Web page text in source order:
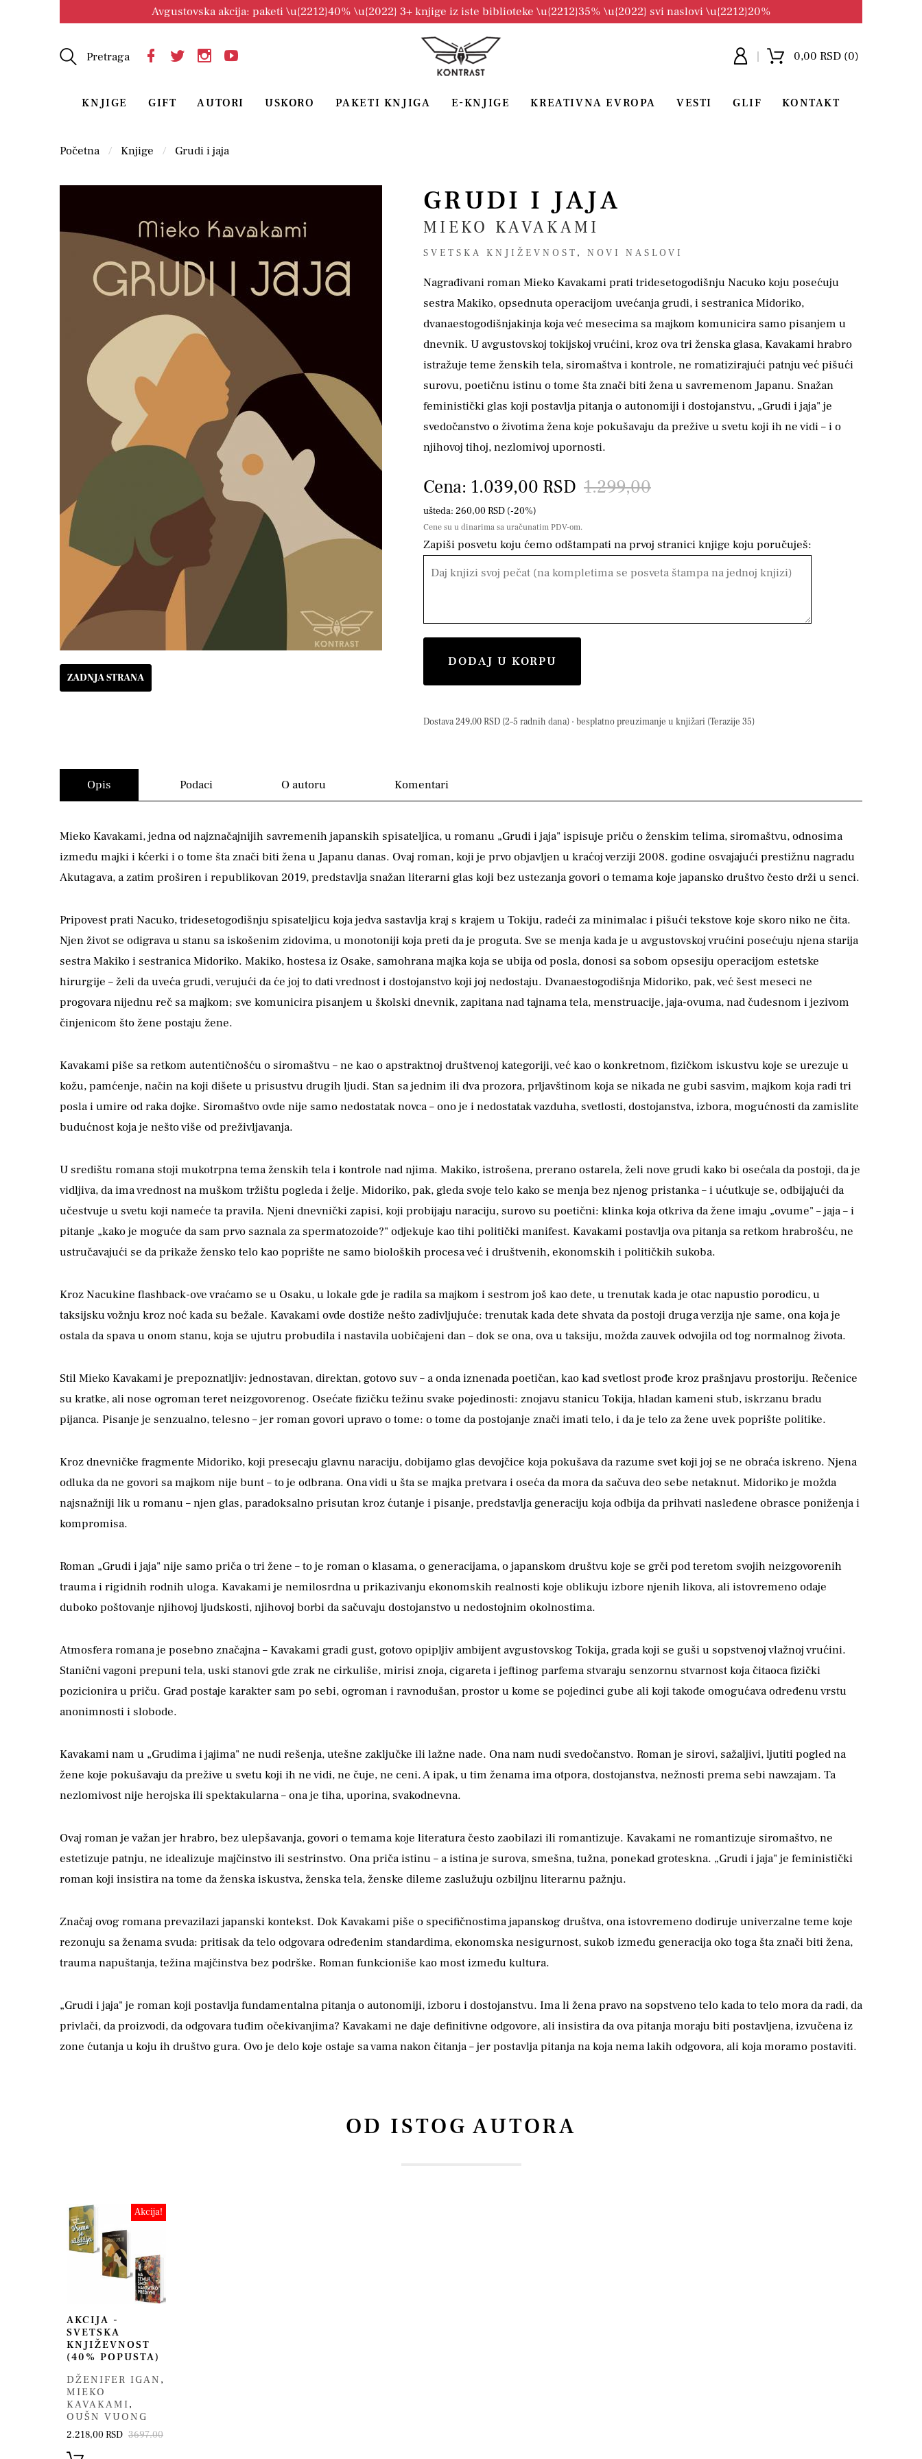
Avgustovska akcija: paketi \u{2212}40% \u{2022} 3+ knjige iz iste biblioteke \u{2212}35% \u{2022} svi naslovi \u{2212}20%
Pretraga 0,00 RSD (0)
KNJIGE GIFT AUTORI USKORO PAKETI KNJIGA E-KNJIGE KREATIVNA EVROPA VESTI GLIF KONTAKT
Početna Knjige Grudi i jaja
ZADNJA STRANA
GRUDI I JAJA
MIEKO KAVAKAMI
SVETSKA KNJIŽEVNOST , NOVI NASLOVI
Nagrađivani roman Mieko Kavakami prati tridesetogodišnju Nacuko koju posećuju
sestra Makiko, opsednuta operacijom uvećanja grudi, i sestranica Midoriko,
dvanaestogodišnjakinja koja već mesecima sa majkom komunicira samo pisanjem u
dnevnik. U avgustovskoj tokijskoj vrućini, kroz ova tri ženska glasa, Kavakami hrabro
istražuje teme ženskih tela, siromaštva i kontrole, ne romatizirajući patnju već pišući
surovu, poetičnu istinu o tome šta znači biti žena u savremenom Japanu. Snažan
feministički glas koji postavlja pitanja o autonomiji i dostojanstvu, „Grudi i jaja" je
svedočanstvo o životima žena koje pokušavaju da prežive u svetu koji ih ne vidi – i o
njihovoj tihoj, nezlomivoj upornosti.
Cena: 1.039,00 RSD 1.299,00
ušteda: 260,00 RSD (-20%)
Cene su u dinarima sa uračunatim PDV-om.
Zapiši posvetu koju ćemo odštampati na prvoj stranici knjige koju poručuješ:
DODAJ U KORPU
Dostava 249,00 RSD (2–5 radnih dana) · besplatno preuzimanje u knjižari (Terazije 35)
Opis Podaci O autoru Komentari
Mieko Kavakami, jedna od najznačajnijih savremenih japanskih spisateljica, u romanu „Grudi i jaja" ispisuje priču o ženskim telima, siromaštvu, odnosima
između majki i kćerki i o tome šta znači biti žena u Japanu danas. Ovaj roman, koji je prvo objavljen u kraćoj verziji 2008. godine osvajajući prestižnu nagradu
Akutagava, a zatim proširen i republikovan 2019, predstavlja snažan literarni glas koji bez ustezanja govori o temama koje japansko društvo često drži u senci.
Pripovest prati Nacuko, tridesetogodišnju spisateljicu koja jedva sastavlja kraj s krajem u Tokiju, radeći za minimalac i pišući tekstove koje skoro niko ne čita.
Njen život se odigrava u stanu sa iskošenim zidovima, u monotoniji koja preti da je proguta. Sve se menja kada je u avgustovskoj vrućini posećuju njena starija
sestra Makiko i sestranica Midoriko. Makiko, hostesa iz Osake, samohrana majka koja se ubija od posla, donosi sa sobom opsesiju operacijom estetske
hirurgije – želi da uveća grudi, verujući da će joj to dati vrednost i dostojanstvo koji joj nedostaju. Dvanaestogodišnja Midoriko, pak, već šest meseci ne
progovara nijednu reč sa majkom; sve komunicira pisanjem u školski dnevnik, zapitana nad tajnama tela, menstruacije, jaja-ovuma, nad čudesnom i jezivom
činjenicom što žene postaju žene.
Kavakami piše sa retkom autentičnošću o siromaštvu – ne kao o apstraktnoj društvenoj kategoriji, već kao o konkretnom, fizičkom iskustvu koje se urezuje u
kožu, pamćenje, način na koji dišete u prisustvu drugih ljudi. Stan sa jednim ili dva prozora, prljavštinom koja se nikada ne gubi sasvim, majkom koja radi tri
posla i umire od raka dojke. Siromaštvo ovde nije samo nedostatak novca – ono je i nedostatak vazduha, svetlosti, dostojanstva, izbora, mogućnosti da zamislite
budućnost koja je nešto više od preživljavanja.
U središtu romana stoji mukotrpna tema ženskih tela i kontrole nad njima. Makiko, istrošena, prerano ostarela, želi nove grudi kako bi osećala da postoji, da je
vidljiva, da ima vrednost na muškom tržištu pogleda i želje. Midoriko, pak, gleda svoje telo kako se menja bez njenog pristanka – i ućutkuje se, odbijajući da
učestvuje u svetu koji nameće ta pravila. Njeni dnevnički zapisi, koji probijaju naraciju, surovo su poetični: klinka koja otkriva da žene imaju „ovume" – jaja – i
pitanje „kako je moguće da sam prvo saznala za spermatozoide?" odjekuje kao tihi politički manifest. Kavakami postavlja ova pitanja sa retkom hrabrošću, ne
ustručavajući se da prikaže žensko telo kao poprište ne samo bioloških procesa već i društvenih, ekonomskih i političkih sukoba.
Kroz Nacukine flashback-ove vraćamo se u Osaku, u lokale gde je radila sa majkom i sestrom još kao dete, u trenutak kada je otac napustio porodicu, u
taksijsku vožnju kroz noć kada su bežale. Kavakami ovde dostiže nešto zadivljujuće: trenutak kada dete shvata da postoji druga verzija nje same, ona koja je
ostala da spava u onom stanu, koja se ujutru probudila i nastavila uobičajeni dan – dok se ona, ova u taksiju, možda zauvek odvojila od tog normalnog života.
Stil Mieko Kavakami je prepoznatljiv: jednostavan, direktan, gotovo suv – a onda iznenada poetičan, kao kad svetlost prođe kroz prašnjavu prostoriju. Rečenice
su kratke, ali nose ogroman teret neizgovorenog. Osećate fizičku težinu svake pojedinosti: znojavu stanicu Tokija, hladan kameni stub, iskrzanu bradu
pijanca. Pisanje je senzualno, telesno – jer roman govori upravo o tome: o tome da postojanje znači imati telo, i da je telo za žene uvek poprište politike.
Kroz dnevničke fragmente Midoriko, koji presecaju glavnu naraciju, dobijamo glas devojčice koja pokušava da razume svet koji joj se ne obraća iskreno. Njena
odluka da ne govori sa majkom nije bunt – to je odbrana. Ona vidi u šta se majka pretvara i oseća da mora da sačuva deo sebe netaknut. Midoriko je možda
najsnažniji lik u romanu – njen glas, paradoksalno prisutan kroz ćutanje i pisanje, predstavlja generaciju koja odbija da prihvati nasleđene obrasce poniženja i
kompromisa.
Roman „Grudi i jaja" nije samo priča o tri žene – to je roman o klasama, o generacijama, o japanskom društvu koje se grči pod teretom svojih neizgovorenih
trauma i rigidnih rodnih uloga. Kavakami je nemilosrdna u prikazivanju ekonomskih realnosti koje oblikuju izbore njenih likova, ali istovremeno odaje
duboko poštovanje njihovoj ljudskosti, njihovoj borbi da sačuvaju dostojanstvo u nedostojnim okolnostima.
Atmosfera romana je posebno značajna – Kavakami gradi gust, gotovo opipljiv ambijent avgustovskog Tokija, grada koji se guši u sopstvenoj vlažnoj vrućini.
Stanični vagoni prepuni tela, uski stanovi gde zrak ne cirkuliše, mirisi znoja, cigareta i jeftinog parfema stvaraju senzornu stvarnost koja čitaoca fizički
pozicionira u priču. Grad postaje karakter sam po sebi, ogroman i ravnodušan, prostor u kome se pojedinci gube ali koji takođe omogućava određenu vrstu
anonimnosti i slobode.
Kavakami nam u „Grudima i jajima" ne nudi rešenja, utešne zaključke ili lažne nade. Ona nam nudi svedočanstvo. Roman je sirovi, sažaljivi, ljutiti pogled na
žene koje pokušavaju da prežive u svetu koji ih ne vidi, ne čuje, ne ceni. A ipak, u tim ženama ima otpora, dostojanstva, nežnosti prema sebi nawzajam. Ta
nezlomivost nije herojska ili spektakularna – ona je tiha, uporina, svakodnevna.
Ovaj roman je važan jer hrabro, bez ulepšavanja, govori o temama koje literatura često zaobilazi ili romantizuje. Kavakami ne romantizuje siromaštvo, ne
estetizuje patnju, ne idealizuje majčinstvo ili sestrinstvo. Ona priča istinu – a istina je surova, smešna, tužna, ponekad groteskna. „Grudi i jaja" je feministički
roman koji insistira na tome da ženska iskustva, ženska tela, ženske dileme zaslužuju ozbiljnu literarnu pažnju.
Značaj ovog romana prevazilazi japanski kontekst. Dok Kavakami piše o specifičnostima japanskog društva, ona istovremeno dodiruje univerzalne teme koje
rezonuju sa ženama svuda: pritisak da telo odgovara određenim standardima, ekonomska nesigurnost, sukob između generacija oko toga šta znači biti žena,
trauma napuštanja, težina majčinstva bez podrške. Roman funkcioniše kao most između kultura.
„Grudi i jaja" je roman koji postavlja fundamentalna pitanja o autonomiji, izboru i dostojanstvu. Ima li žena pravo na sopstveno telo kada to telo mora da radi, da
privlači, da proizvodi, da odgovara tuđim očekivanjima? Kavakami ne daje definitivne odgovore, ali insistira da ova pitanja moraju biti postavljena, izvučena iz
zone ćutanja u koju ih društvo gura. Ovo je delo koje ostaje sa vama nakon čitanja – jer postavlja pitanja na koja nema lakih odgovora, ali koja moramo postaviti.
OD ISTOG AUTORA
Akcija!
AKCIJA -
SVETSKA
KNJIŽEVNOST
(40% POPUSTA)
DŽENIFER IGAN ,
MIEKO
KAVAKAMI,
OUŠN VUONG
2.218,00 RSD 3697.00